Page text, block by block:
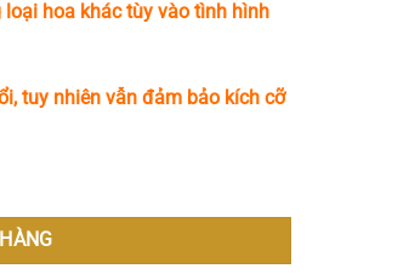
hoa khác tùy vào tình hình
tuy nhiên vẫn đảm bảo kích cỡ